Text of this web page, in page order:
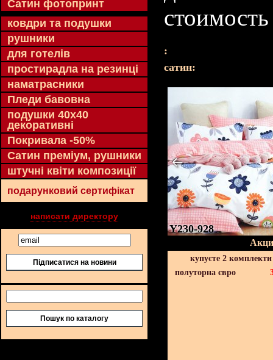
Сатин фотопринт
ковдри та подушки
рушники
для готелів
простирадла на резинці
наматрасники
Пледи бавовна
подушки 40х40
декоративні
Покривала -50%
Сатин преміум, рушники
штучні квіти композиції
подарунковий сертифікат
написати директору
Підписатися на новини
Пошук по каталогу
:
cатин:
Y230-928
купуєте 2
полуторна євро